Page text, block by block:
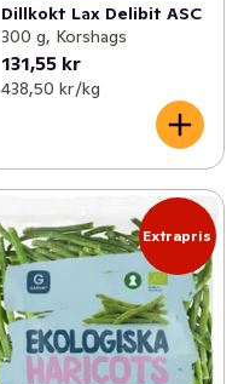
Dillkokt Lax Delibit ASC
300 g, Korshags
131,55 kr
438,50 kr /kg
Extrapris